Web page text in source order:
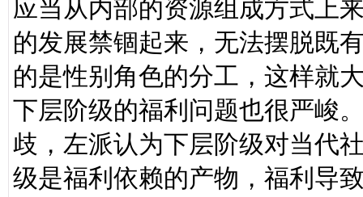
应当从内部的资源组成方式上
的发展禁锢起来，无法摆脱既
的是性别角色的分工，这样就
下层阶级的福利问题也很严峻
歧，左派认为下层阶级对当代
级是福利依赖的产物，福利导